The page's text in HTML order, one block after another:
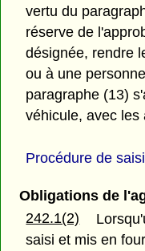
vertu du
réserve de
désignée, rendre
ou à une
paragraphe (13)
véhicule, avec les
Procédure de
Obligations de
242.1(2)
saisi et mis en